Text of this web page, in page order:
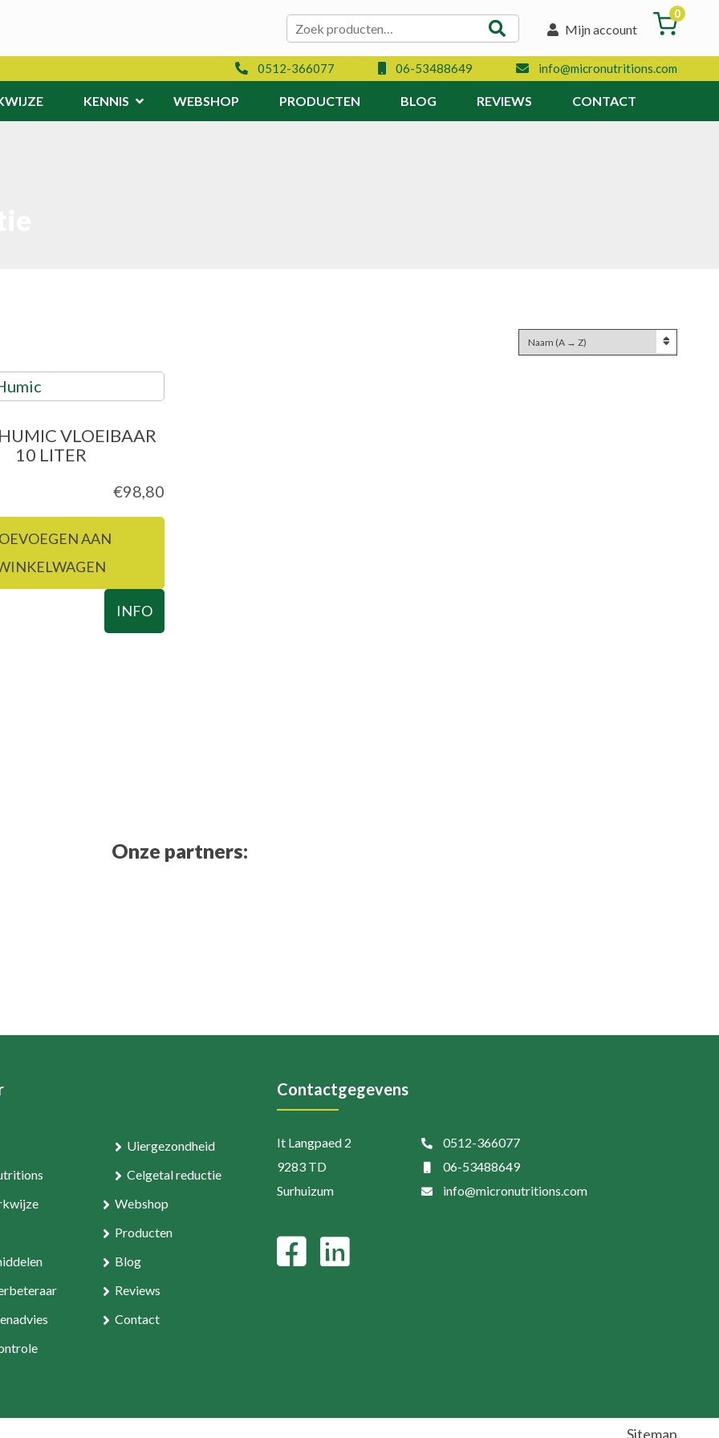
Zoeken naar:
Mijn account
0
0512-366077 06-53488649 info@micronutritions.com
KENNIS WEBSHOP PRODUCTEN BLOG REVIEWS CONTACT
VLOEIBAAR
10 LITER
€98,80
AAN
INFO
Onze partners:
Uiergezondheid
Celgetal reductie
Webshop
Producten
Blog
Reviews
Contact
Contactgegevens
It Langpaed 2
9283 TD
Surhuizum
0512-366077
06-53488649
info@micronutritions.com
Sitemap